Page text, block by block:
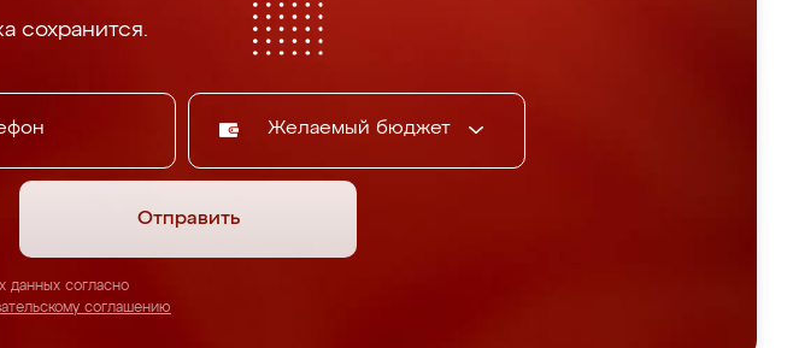
сохранится.
Желаемый бюджет
Отправить
данных согласно
соглашению